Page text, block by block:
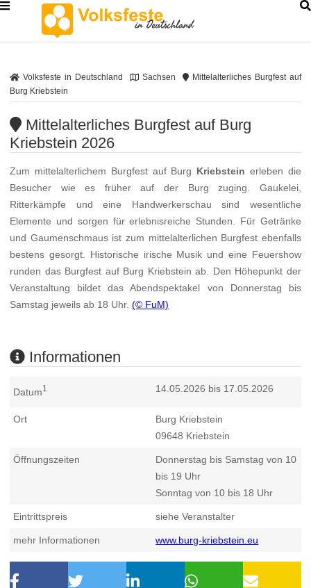
Volksfeste in Deutschland Sachsen
Mittelalterliches Burgfest auf
Burg Kriebstein
Mittelalterliches Burgfest auf Burg
Kriebstein 2026
Zum mittelalterlichem Burgfest auf Burg Kriebstein erleben die
Besucher wie es früher auf der Burg zuging. Gaukelei,
Ritterkämpfe und eine Handwerkerschau sind wesentliche
Elemente und sorgen für erlebnisreiche Stunden. Für Getränke
und Gaumenschmaus ist zum mittelalterlichen Burgfest ebenfalls
bestens gesorgt. Historische irische Musik und eine Feuershow
runden das Burgfest auf Burg Kriebstein ab. Den Höhepunkt der
Veranstaltung bildet das Abendspektakel von Donnerstag bis
Samstag jeweils ab 18 Uhr.(© FuM)
Informationen
Datum1 14.05.2026 bis 17.05.2026
Ort
Burg Kriebstein
09648 Kriebstein
Öffnungszeiten
Donnerstag bis Samstag von 10
bis 19 Uhr
Sonntag von 10 bis 18 Uhr
Eintrittspreis siehe Veranstalter
mehr Informationen www.burg-kriebstein.eu